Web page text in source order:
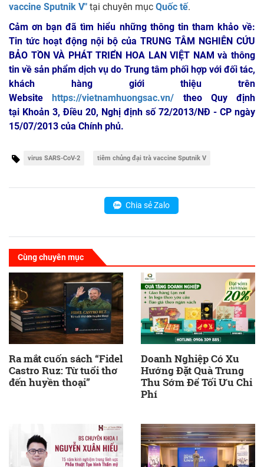
vaccine Sputnik V" tại chuyên mục Quốc tế.
Cảm ơn bạn đã tìm hiểu những thông tin tham khảo về:
Tin tức hoạt động nội bộ của TRUNG TÂM NGHIÊN CỨU
BẢO TỒN VÀ PHÁT TRIỂN HOA LAN VIỆT NAM và thông
tin về sản phẩm dịch vụ do Trung tâm phối hợp với đối tác,
khách hàng giới thiệu trên
Websitehttps://vietnamhuongsac.vn/ theo Quy định
tại Khoản 3, Điều 20, Nghị định số 72/2013/NĐ - CP ngày
15/07/2013 của Chính phủ.
virus SARS-CoV-2 tiêm chủng đại trà vaccine Sputnik V
Chia sẻ Zalo
Cùng chuyên mục
Ra mắt cuốn sách “Fidel
Castro Ruz: Từ tuổi thơ
đến huyền thoại”
Doanh Nghiệp Có Xu
Hướng Đặt Quà Trung
Thu Sớm Để Tối Ưu Chi
Phí